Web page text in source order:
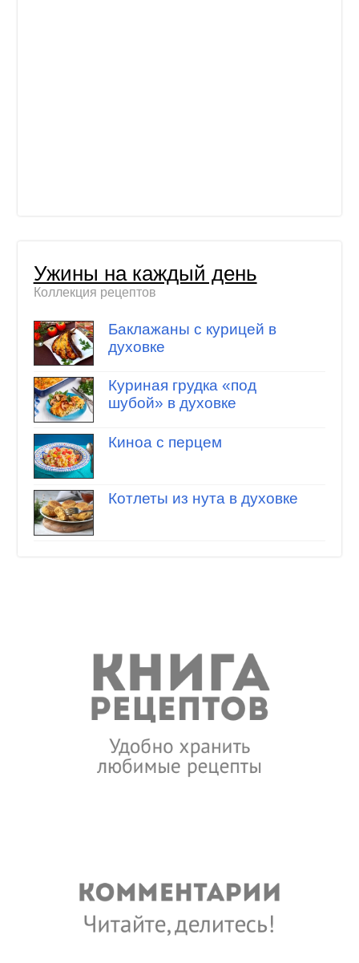
Ужины на каждый день
Коллекция рецептов
Баклажаны с курицей в
духовке
Куриная грудка «под
шубой» в духовке
Киноа с перцем
Котлеты из нута в духовке